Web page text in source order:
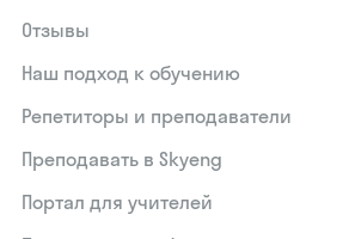
Отзывы
Наш подход к обучению
Репетиторы и преподаватели
Преподавать в Skyeng
Портал для учителей